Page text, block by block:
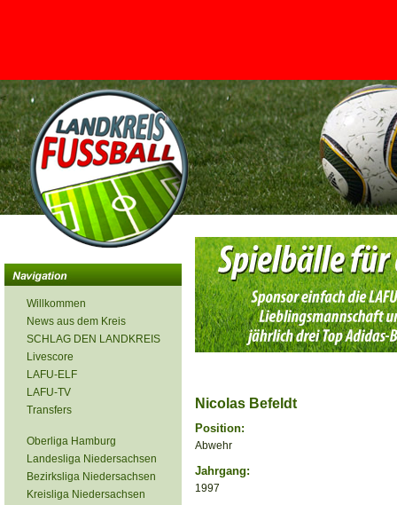
<
Willkommen
News aus dem Kreis
SCHLAG DEN LANDKREIS
Livescore
LAFU-ELF
LAFU-TV
Transfers
Oberliga Hamburg
Landesliga Niedersachsen
Bezirksliga Niedersachsen
Kreisliga Niedersachsen
Nicolas Befeldt
Position:
Abwehr
Jahrgang:
1997